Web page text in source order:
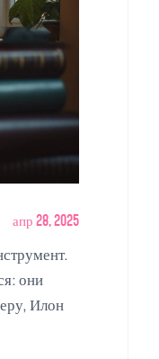
апр 28, 2025
они
Илон